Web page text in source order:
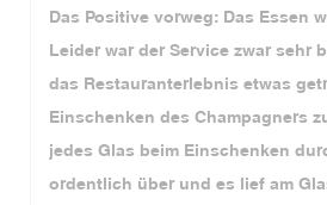
Das Positive vorweg: Das Essen
Leider war der Service zwar sehr
das Restauranterlebnis etwas
Einschenken des Champagners
jedes Glas beim Einschenken
ordentlich über und es lief am